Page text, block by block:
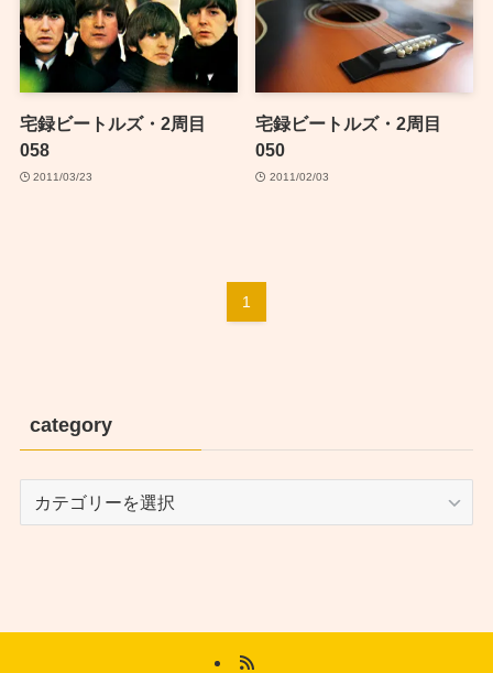
宅録ビートルズ・2周目
058
2011/03/23
宅録ビートルズ・2周目
050
2011/02/03
1
category
category